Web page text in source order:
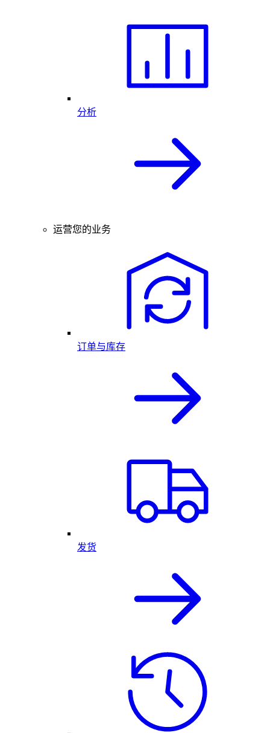
分析
运营您的业务
订单与库存
发货